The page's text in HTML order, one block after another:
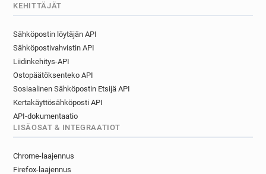
j*********@letelegramme.fr
f*****@letelegramme.fr
w************@letelegramme.fr
q*********@letelegramme.fr
h*****@letelegramme.fr
u***********@letelegramme.fr
q*********@letelegramme.fr
u********@letelegramme.fr
c******@letelegramme.fr
t*********@letelegramme.fr
u*******@letelegramme.fr
KEHITTÄJÄT
Sähköpostin löytäjän API
Sähköpostivahvistin API
Liidinkehitys-API
Ostopäätöksenteko API
Sosiaalinen Sähköpostin Etsijä API
Kertakäyttösähköposti API
API-dokumentaatio
LISÄOSAT & INTEGRAATIOT
Chrome-laajennus
Firefox-laajennus